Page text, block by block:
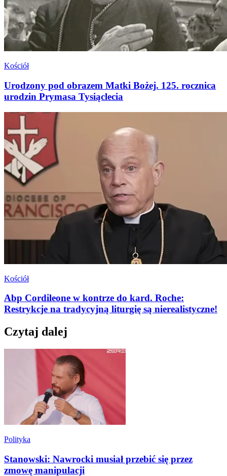
Kościół
Urodzony pod obrazem Matki Bożej. 125. rocznica
urodzin Prymasa Tysiąclecia
Kościół
Abp Cordileone w kontrze do kard. Roche:
Restrykcje na tradycyjną liturgię są nierealistyczne!
Czytaj dalej
Polityka
Stanowski: Nawrocki musiał przebić się przez
zmowę manipulacji